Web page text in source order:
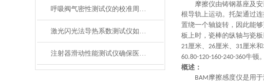
呼吸阀气密性测试仪的校准周期与重要性
激光闪光法导热系数测试仪如何征服极端温度下的材料测试？
注射器滑动性能测试仪确保医疗注射安全顺畅
摩擦仪由铸钢基座及
根导轨上运动。托架通过
置绕一个轴旋转，因此能
板上时，瓷棒的纵轴与瓷板
21厘米、 26厘米、 31厘米和
60.80-120-160-240-360牛顿
概述：
BAM摩擦感度仪是用